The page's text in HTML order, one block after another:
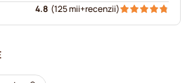
4.8 (125 mii+recenzii)